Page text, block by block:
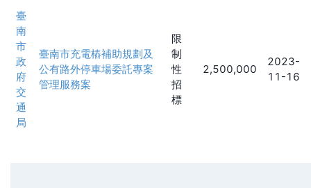
臺
南
市
政
府
交
通
局
臺南市充電樁補助規劃及
公有路外停車場委託專案
管理服務案
限
制
性
招
標
2,500,000
2023-
11-16